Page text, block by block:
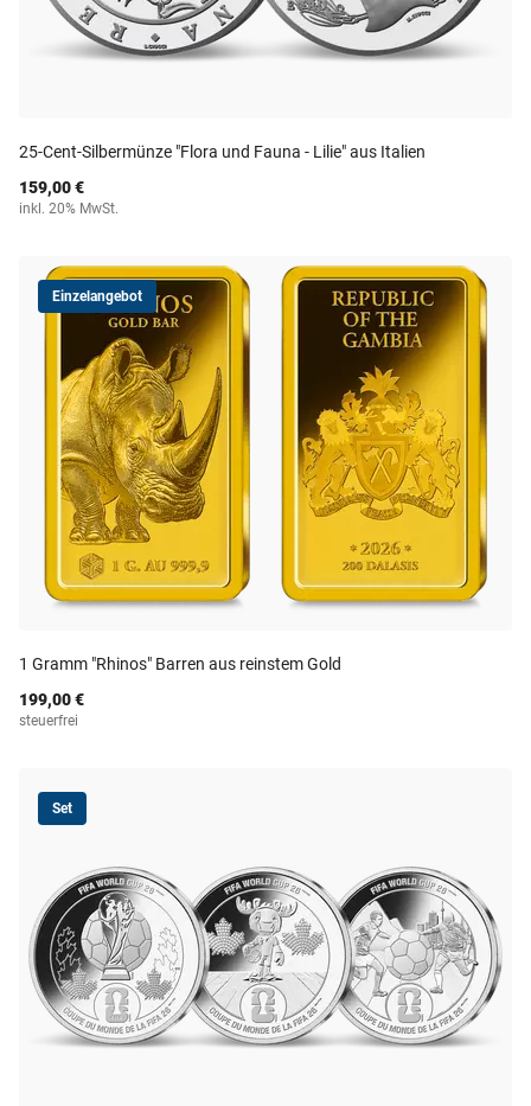
25-Cent-Silbermünze "Flora und Fauna - Lilie" aus Italien
159,00 €
inkl. 20% MwSt.
Einzelangebot
1 Gramm "Rhinos" Barren aus reinstem Gold
199,00 €
steuerfrei
Set